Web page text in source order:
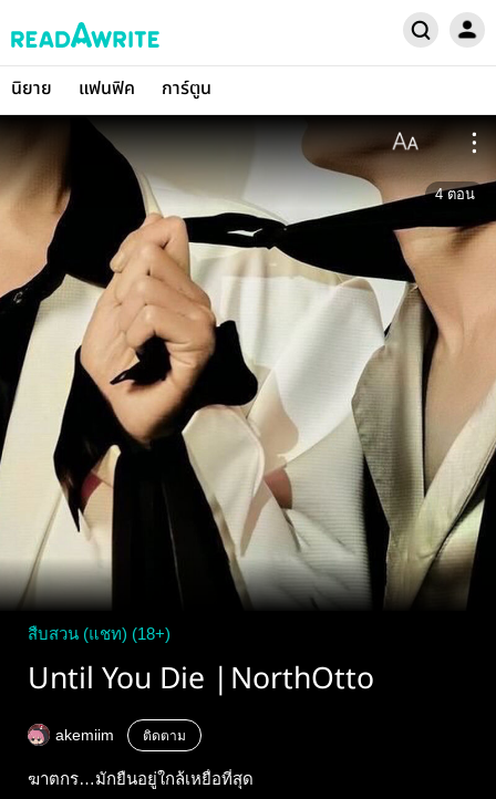
นิยาย แฟนฟิค การ์ตูน
4 ตอน
สืบสวน (แชท) (18+)
Until You Die |NorthOtto
akemiim ติดตาม
ฆาตกร…มักยืนอยู่ใกล้เหยื่อที่สุด